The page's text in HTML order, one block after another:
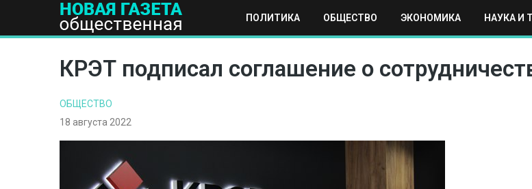
ПОЛИТИКА ОБЩЕСТВО ЭКОНОМИКА НАУКА И
ПОЛИТИКА ОБЩЕСТВО ЭКОНОМИКА НАУКА И ТЕХНИКА СПОРТ МОСКВА РЕГИОНЫ
КРЭТ подписал соглашение о
ОБЩЕСТВО
18 августа 2022